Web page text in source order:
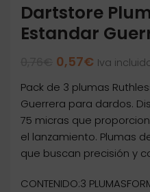
Dartstore
Estandar
El
original
era:
0,76€.
0,57€ El
actual
es:
0,57€.
Iva
Pack de 3 plumas
Guerrera para dardos.
75 micras que
el lanzamiento. Plumas
que buscan precisión y
CONTENIDO:3